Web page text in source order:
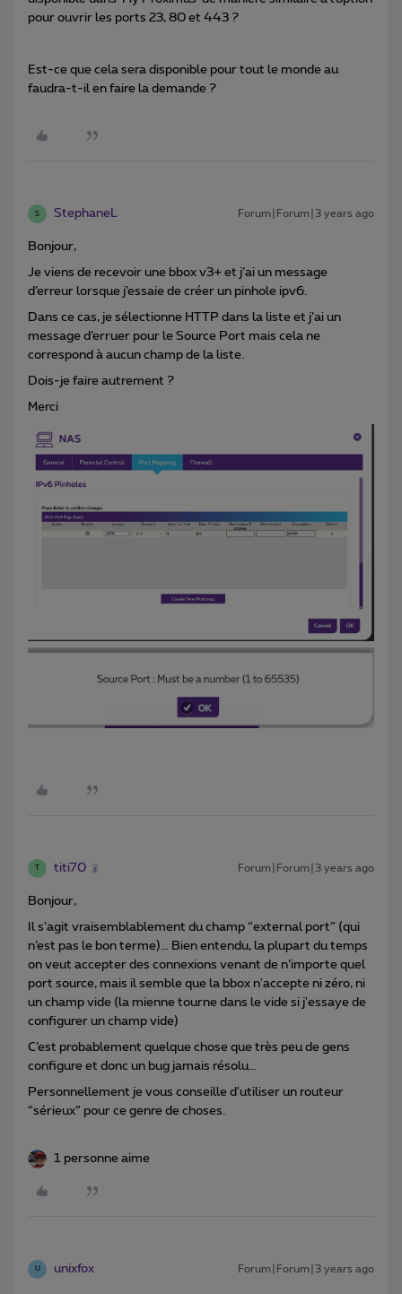
pour ouvrir les ports 23, 80 et 443 ?
Est-ce que cela sera disponible pour tout le monde au
faudra-t-il en faire la demande ?
S StephaneL Forum|Forum|3 years ago
Bonjour,
Je viens de recevoir une bbox v3+ et j’ai un message
d’erreur lorsque j’essaie de créer un pinhole ipv6.
Dans ce cas, je sélectionne HTTP dans la liste et j’ai un
message d’erruer pour le Source Port mais cela ne
correspond à aucun champ de la liste.
Dois-je faire autrement ?
Merci
titi70 Forum|Forum|3 years ago
Bonjour,
Il s’agit vraisemblablement du champ “external port” (qui
n’est pas le bon terme)… Bien entendu, la plupart du temps
on veut accepter des connexions venant de n’importe quel
port source, mais il semble que la bbox n'accepte ni zéro, ni
un champ vide (la mienne tourne dans le vide si j'essaye de
configurer un champ vide)
C’est probablement quelque chose que très peu de gens
configure et donc un bug jamais résolu…
Personnellement je vous conseille d'utiliser un routeur
“sérieux” pour ce genre de choses.
1 personne aime
U unixfox Forum|Forum|3 years ago